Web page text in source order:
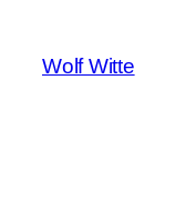
springen
Wolf Witte